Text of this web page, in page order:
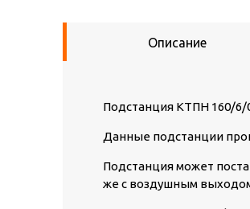
Описание
Подстанция КТПН 160/6/
Данные подстанции
Подстанция может
же с воздушным